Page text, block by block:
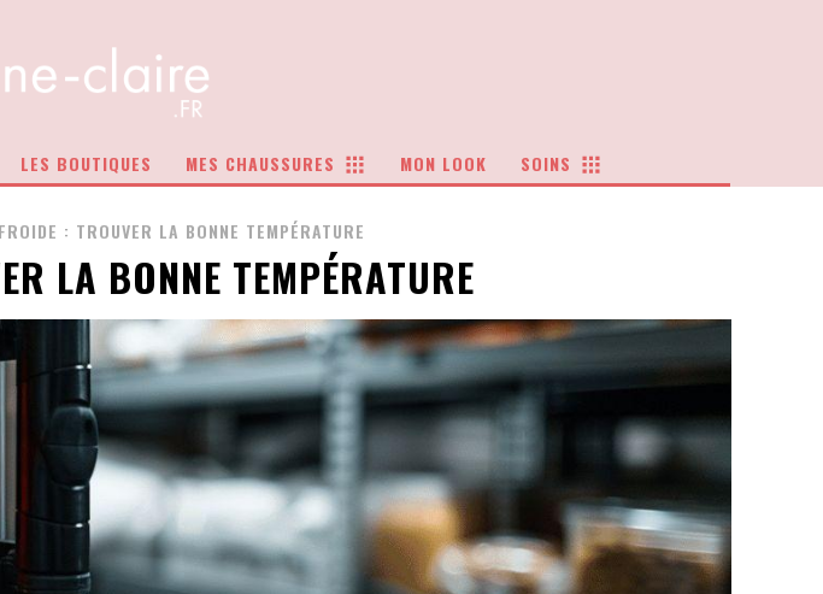
LES BOUTIQUES MES CHAUSSURES MON LOOK SOINS
: TROUVER LA BONNE TEMPÉRATURE
LA BONNE TEMPÉRATURE